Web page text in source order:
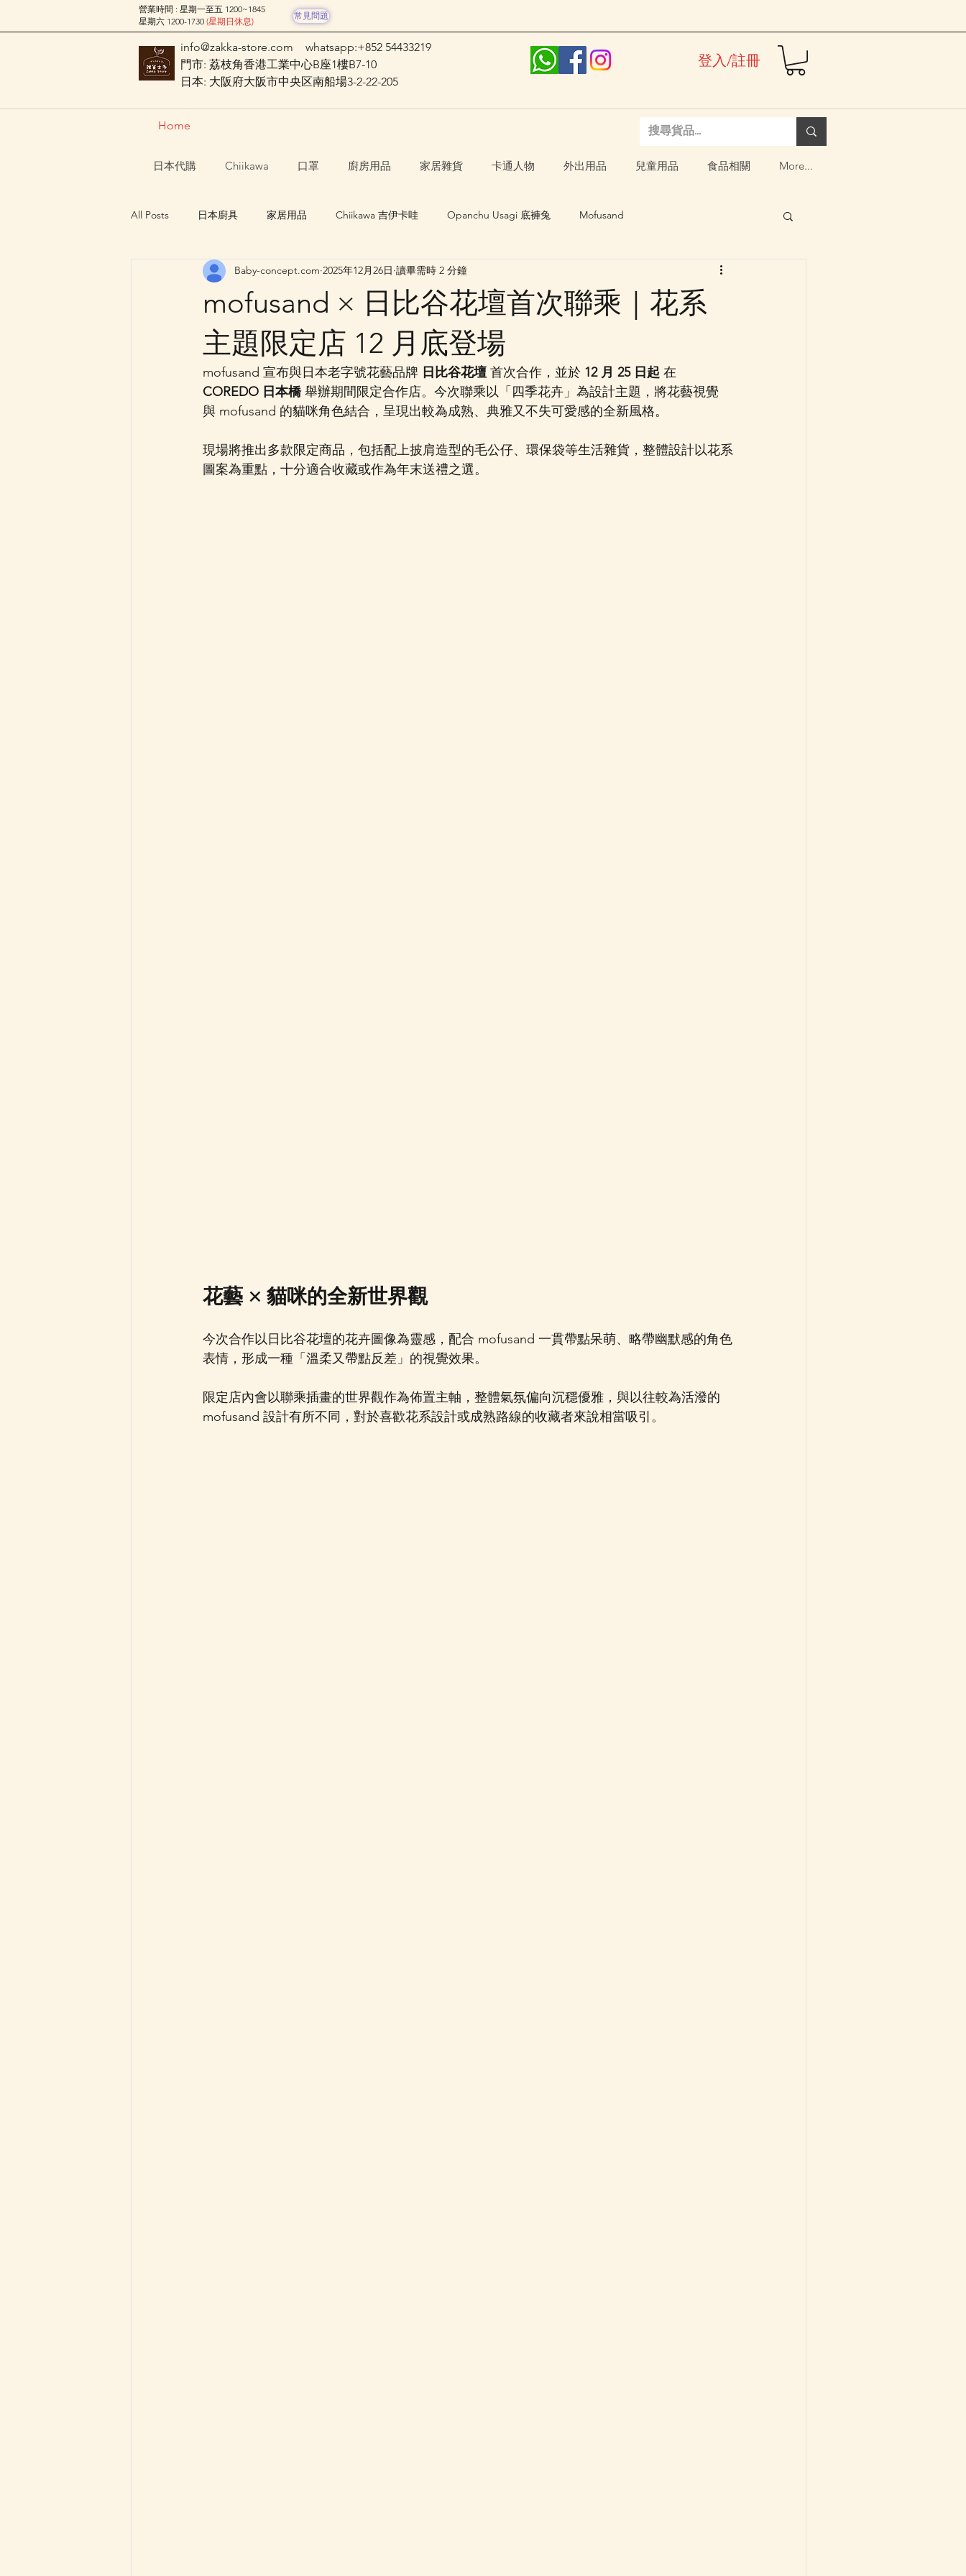
營業時間 : 星期一至五 1200~1845
星期六 1200-1730 (星期日休息)
常見問題
info@zakka-store.com
whatsapp:+852 54433219
門市: 荔枝角香港工業中心B座1樓B7-10
日本: 大阪府大阪市中央区南船場3-2-22-205
登入/註冊
Home
日本代購 Chiikawa 口罩 廚房用品 家居雜貨 卡通人物 外出用品 兒童用品 食品相關 More...
All Posts 日本廚具 家居用品 Chiikawa 吉伊卡哇 Opanchu Usagi 底褲兔 Mofusand
Nagano Characters 長野角色 日本口罩 其他卡通人物
mofusand × 日比谷花壇首次聯乘｜花系
主題限定店 12 月底登場
Baby-concept.com 2025年12月26日 讀畢需時 2 分鐘
mofusand 宣布與日本老字號花藝品牌 日比谷花壇 首次合作，並於 12 月 25 日起 在
COREDO 日本橋 舉辦期間限定合作店。今次聯乘以「四季花卉」為設計主題，將花藝視覺
與 mofusand 的貓咪角色結合，呈現出較為成熟、典雅又不失可愛感的全新風格。
現場將推出多款限定商品，包括配上披肩造型的毛公仔、環保袋等生活雜貨，整體設計以花系
圖案為重點，十分適合收藏或作為年末送禮之選。
花藝 × 貓咪的全新世界觀
今次合作以日比谷花壇的花卉圖像為靈感，配合 mofusand 一貫帶點呆萌、略帶幽默感的角色
表情，形成一種「溫柔又帶點反差」的視覺效果。
限定店內會以聯乘插畫的世界觀作為佈置主軸，整體氣氛偏向沉穩優雅，與以往較為活潑的
mofusand 設計有所不同，對於喜歡花系設計或成熟路線的收藏者來說相當吸引。